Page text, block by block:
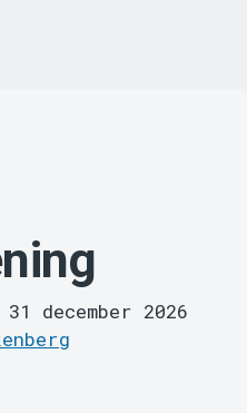
december 2026